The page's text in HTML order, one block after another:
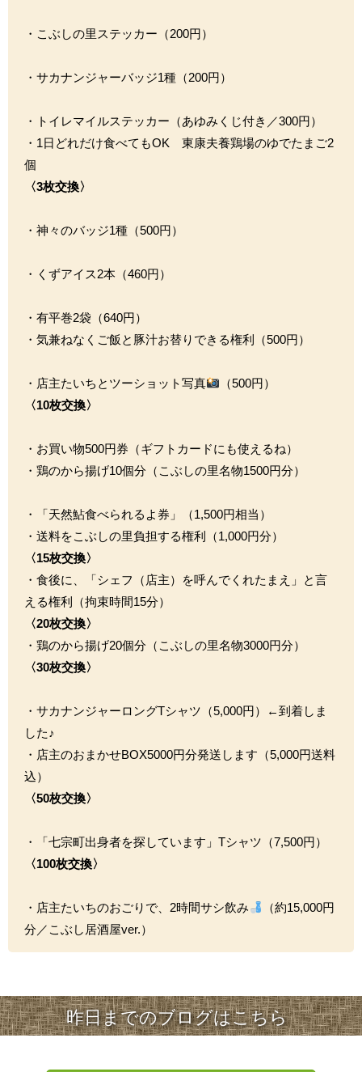
・こぶしの里ステッカー（200円）
・サカナンジャーバッジ1種（200円）
・トイレマイルステッカー（あゆみくじ付き／300円）
・1日どれだけ食べてもOK 東康夫養鶏場のゆでたまご2
個
〈3枚交換〉
・神々のバッジ1種（500円）
・くずアイス2本（460円）
・有平巻2袋（640円）
・気兼ねなくご飯と豚汁お替りできる権利（500円）
・店主たいちとツーショット写真
（500円）
〈10枚交換〉
・お買い物500円券（ギフトカードにも使えるね）
・鶏のから揚げ10個分（こぶしの里名物1500円分）
・「天然鮎食べられるよ券」（1,500円相当）
・送料をこぶしの里負担する権利（1,000円分）
〈15枚交換〉
・食後に、「シェフ（店主）を呼んでくれたまえ」と言
える権利（拘束時間15分）
〈20枚交換〉
・鶏のから揚げ20個分（こぶしの里名物3000円分）
〈30枚交換〉
・サカナンジャーロングTシャツ（5,000円）←到着しま
した♪
・店主のおまかせBOX5000円分発送します（5,000円送料
込）
〈50枚交換〉
・「七宗町出身者を探しています」Tシャツ（7,500円）
〈100枚交換〉
・店主たいちのおごりで、2時間サシ飲み
（約15,000円
分／こぶし居酒屋ver.）
昨日までのブログはこちら